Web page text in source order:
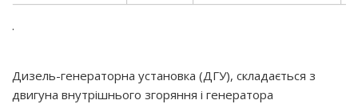
.
Дизель-генераторна установка (ДГУ), складається з
двигуна внутрішнього згоряння і генератора